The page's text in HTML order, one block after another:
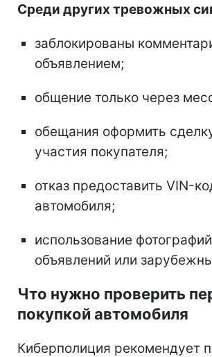
Среди других тревожных
заблокированы
объявлением;
общение только через
обещания оформить
участия покупателя;
отказ предоставить VIN-
автомобиля;
использование
объявлений или
Что нужно проверить
покупкой автомобиля
Киберполиция рекомендует